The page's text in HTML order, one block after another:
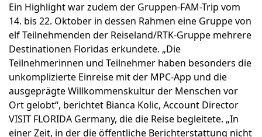
Ein Highlight war zudem der Gruppen-FAM-Trip vom
14. bis 22. Oktober in dessen Rahmen eine Gruppe von
elf Teilnehmenden der Reiseland/RTK-Gruppe mehrere
Destinationen Floridas erkundete. „Die
Teilnehmerinnen und Teilnehmer haben besonders die
unkomplizierte Einreise mit der MPC-App und die
ausgeprägte Willkommenskultur der Menschen vor
Ort gelobt“, berichtet Bianca Kolic, Account Director
VISIT FLORIDA Germany, die die Reise begleitete. „In
einer Zeit, in der die öffentliche Berichterstattung nicht